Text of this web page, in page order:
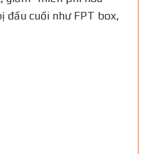
đầu cuối như FPT box,